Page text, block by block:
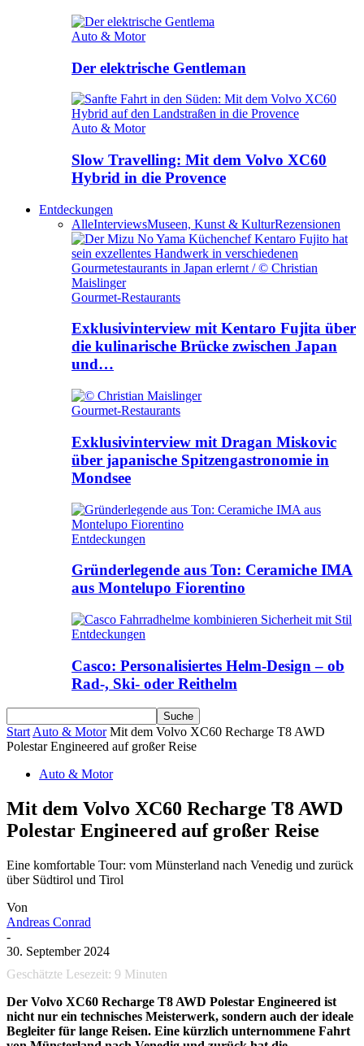
Auto & Motor
Der elektrische Gentleman
Auto & Motor
Slow Travelling: Mit dem Volvo XC60
Hybrid in die Provence
Entdeckungen
AlleInterviewsMuseen, Kunst & KulturRezensionen
Gourmet-Restaurants
Exklusivinterview mit Kentaro Fujita über
die kulinarische Brücke zwischen Japan
und…
Gourmet-Restaurants
Exklusivinterview mit Dragan Miskovic
über japanische Spitzengastronomie in
Mondsee
Entdeckungen
Gründerlegende aus Ton: Ceramiche IMA
aus Montelupo Fiorentino
Entdeckungen
Casco: Personalisiertes Helm-Design – ob
Rad-, Ski- oder Reithelm
StartAuto & Motor Mit dem Volvo XC60 Recharge T8 AWD
Polestar Engineered auf großer Reise
Auto & Motor
Mit dem Volvo XC60 Recharge T8 AWD
Polestar Engineered auf großer Reise
Eine komfortable Tour: vom Münsterland nach Venedig und zurück
über Südtirol und Tirol
Von
Andreas Conrad
-
30. September 2024
Geschätzte Lesezeit: 9 Minuten
Der Volvo XC60 Recharge T8 AWD Polestar Engineered ist
nicht nur ein technisches Meisterwerk, sondern auch der ideale
Begleiter für lange Reisen. Eine kürzlich unternommene Fahrt